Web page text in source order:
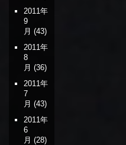
2011年
9
月 (43)
2011年
8
月 (36)
2011年
7
月 (43)
2011年
6
月 (28)